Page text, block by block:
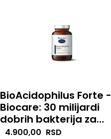
BioAcidophilus Forte -
Biocare: 30 milijardi
dobrih bakterija za
crevni balans
4.900,00 RSD